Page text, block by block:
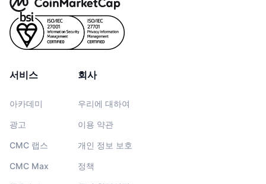
서비스
아카데미
광고
CMC 랩스
CMC Max
회사
우리에 대하여
이용 약관
개인 정보 보호
정책